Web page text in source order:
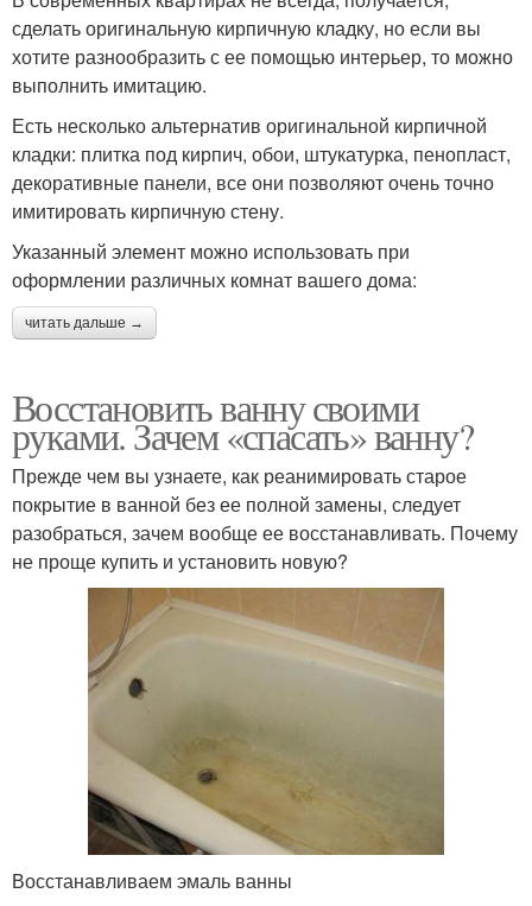
сделать оригинальную кирпичную кладку, но если вы
хотите разнообразить с ее помощью интерьер, то можно
выполнить имитацию.
Есть несколько альтернатив оригинальной кирпичной
кладки: плитка под кирпич, обои, штукатурка, пенопласт,
декоративные панели, все они позволяют очень точно
имитировать кирпичную стену.
Указанный элемент можно использовать при
оформлении различных комнат вашего дома:
читать дальше →
Восстановить ванну своими
руками. Зачем «спасать» ванну?
Прежде чем вы узнаете, как реанимировать старое
покрытие в ванной без ее полной замены, следует
разобраться, зачем вообще ее восстанавливать. Почему
не проще купить и установить новую?
Восстанавливаем эмаль ванны